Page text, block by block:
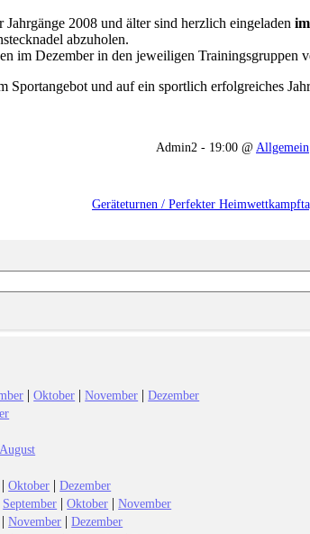
2008 und älter sind herzlich eingeladen im
abzuholen.
im Dezember in den jeweiligen Trainingsgruppen
Sportangebot und auf ein sportlich erfolgreiches
Admin2 - 19:00 @ Allgemein
Geräteturnen / Perfekter
|Oktober |November |Dezember
August
|Oktober |Dezember
September |Oktober |November
|November |Dezember